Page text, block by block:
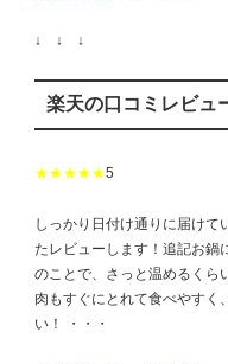
↓ ↓ ↓
楽天の口コミレビュ
★★★★★5
しっかり日付け通りに届けて
たレビューします！追記お鍋
のことで、さっと温めるくら
肉もすぐにとれて食べやすく
い！ ・・・